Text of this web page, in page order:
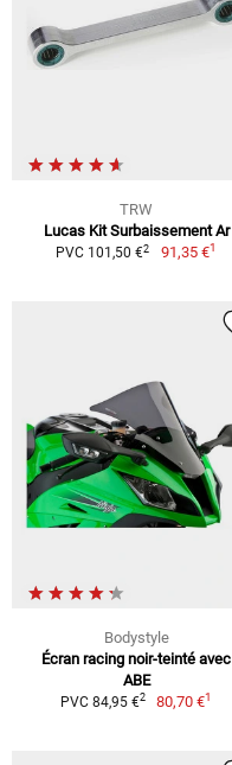
TRW
Lucas Kit Surbaissement Ar
PVC 101,50 €2 91,35 €1
Bodystyle
Écran racing noir-teinté avec
ABE
PVC 84,95 €2 80,70 €1